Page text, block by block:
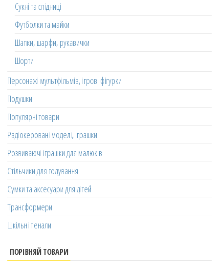
Сукні та спідниці
Футболки та майки
Шапки, шарфи, рукавички
Шорти
Персонажі мультфільмів, ігрові фігурки
Подушки
Популярні товари
Радіокеровані моделі, іграшки
Розвиваючі іграшки для малюків
Стільчики для годування
Сумки та аксесуари для дітей
Трансформери
Шкільні пенали
ПОРІВНЯЙ ТОВАРИ